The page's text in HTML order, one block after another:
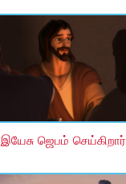
இயேசு ஜெபம் செய்கிறார்